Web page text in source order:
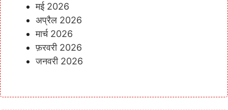
मई 2026
अप्रैल 2026
मार्च 2026
फ़रवरी 2026
जनवरी 2026